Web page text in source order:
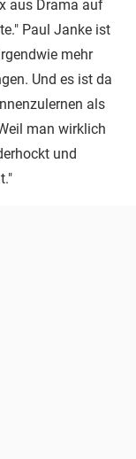
aus Drama auf
Paul Janke ist
mehr
Und es ist da
als
man wirklich
und